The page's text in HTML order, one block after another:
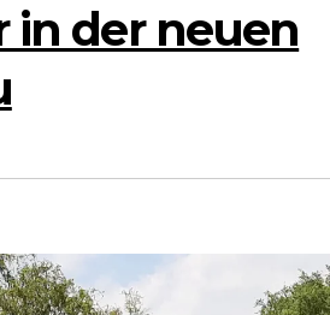
in der neuen